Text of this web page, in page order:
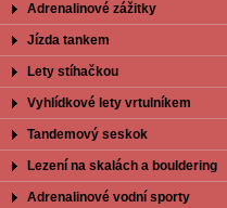
Adrenalinové zážitky
Jízda tankem
Lety stíhačkou
Vyhlídkové lety vrtulníkem
Tandemový seskok
Lezení na skalách a bouldering
Adrenalinové vodní sporty